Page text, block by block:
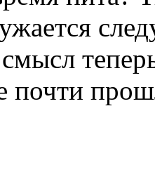
почти